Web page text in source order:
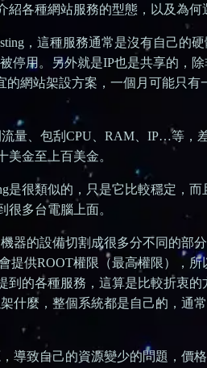
各種網站服務的型態，以及為何
，這種服務通常是沒有自己的
停用。另外就是IP也是共享的，
網站架設方案，一個月可能只有
流量、包刮CPU、RAM、IP…等，
金至上百美金。
是很類似的，只是它比較穩定，
多台電腦上面。
器的設備切割成很多分不同的部
提供ROOT權限（最高權限），
的各種服務，這算是比較折衷的
什麼，整個系統都是自己的，通
導致自己的資源變少的問題，價